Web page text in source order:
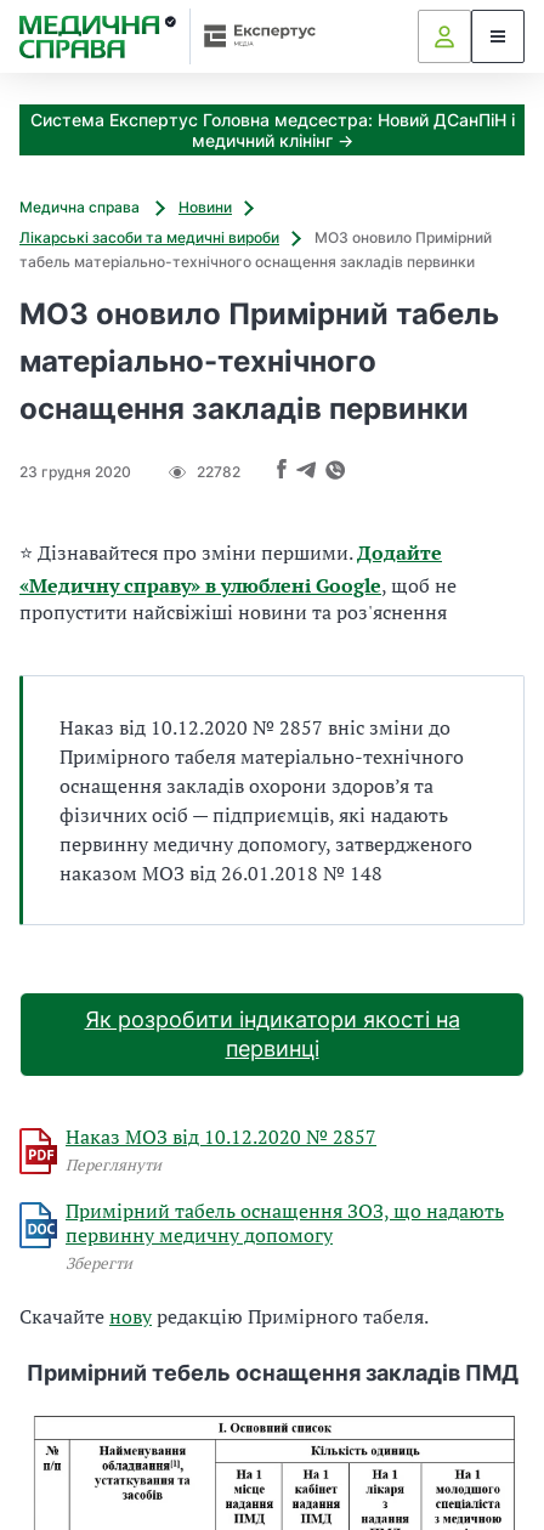
Система Експертус Головна медсестра: Новий ДСанПіН і
медичний клінінг →
Медична справа
Новини
Лікарські засоби та медичні вироби
МОЗ оновило Примірний
табель матеріально-технічного оснащення закладів первинки
МОЗ оновило Примірний табель
матеріально-технічного
оснащення закладів первинки
23 грудня 2020 22782
⭐ Дізнавайтеся про зміни першими.Додайте
«Медичну справу» в улюблені Google, щоб не
пропустити найсвіжіші новини та роз'яснення
Наказ від 10.12.2020 № 2857 вніс зміни до
Примірного табеля матеріально-технічного
оснащення закладів охорони здоров’я та
фізичних осіб — підприємців, які надають
первинну медичну допомогу, затвердженого
наказом МОЗ від 26.01.2018 № 148
Як розробити індикатори якості на
первинці
Наказ МОЗ від 10.12.2020 № 2857
Переглянути
Примірний табель оснащення ЗОЗ, що надають
первинну медичну допомогу
Зберегти
Скачайтеновуредакцію Примірного табеля.
Примірний тебель оснащення закладів ПМД
З
а
к
з
д
м
о
ж
н
р
т
и
л